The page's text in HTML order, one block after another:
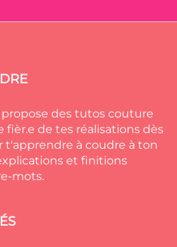
des tutos couture
fièr.e de tes réalisations dès
t'apprendre à coudre à ton
et finitions
mots.